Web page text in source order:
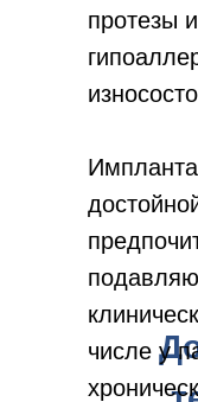
протезы
числе у